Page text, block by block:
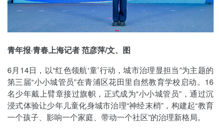
青年报·青春上海记者 范彦萍/文、图
6月14日，以“红色领航‘童’行动，城市治理显担当”为主题的
第三届“小小城管员”在青浦区花田里自然教育学校启动。16
名少年戴上臂章接过旗帜，正式成为“小小城管员”，通过沉
浸式体验让少年儿童化身城市治理“神经末梢”，构建起“教育
一个孩子、影响一个家庭、带动一个社区”的治理新格局。